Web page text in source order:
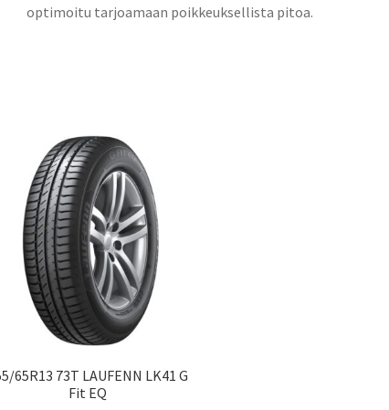
optimoitu tarjoamaan poikkeuksellista pitoa.
65R13 73T LAUFENN LK41 G
Fit EQ